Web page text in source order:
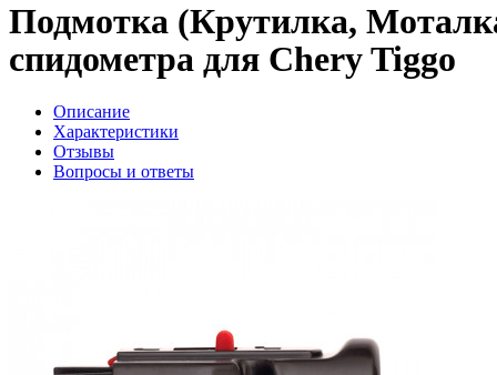
Подмотка (Крутилка,
спидометра для Chery Tiggo
Описание
Характеристики
Отзывы
Вопросы и ответы